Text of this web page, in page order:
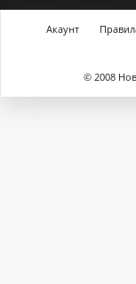
Акаунт
© 2008